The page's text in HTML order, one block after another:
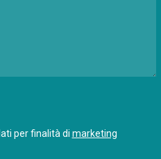
per finalità di marketing